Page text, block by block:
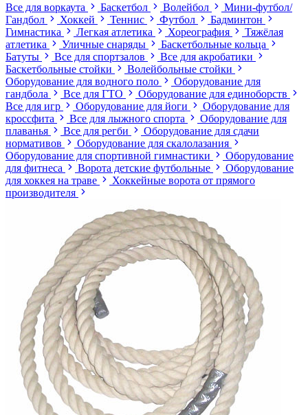
Все для воркаута Баскетбол Волейбол
Мини-футбол/
Гандбол
Хоккей Теннис Футбол
Бадминтон
Гимнастика
Легкая атлетика Хореография
Тяжёлая
атлетика
Уличные снаряды
Баскетбольные кольца
Батуты
Все для спортзалов
Все для акробатики
Баскетбольные стойки
Волейбольные стойки
Оборудование для водного поло
Оборудование для
гандбола
Все для ГТО
Оборудование для единоборств
Все для игр
Оборудование для йоги
Оборудование для
кроссфита
Все для лыжного спорта
Оборудование для
плаванья
Все для регби
Оборудование для сдачи
нормативов
Оборудование для скалолазания
Оборудование для спортивной гимнастики
Оборудование
для фитнеса
Ворота детские футбольные
Оборудование
для хоккея на траве
Хоккейные ворота от прямого
производителя